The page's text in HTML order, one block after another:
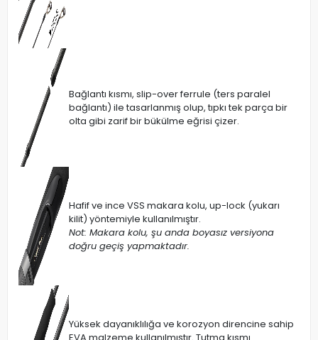
Bağlantı kısmı, slip-over ferrule (ters paralel
bağlantı) ile tasarlanmış olup, tıpkı tek parça bir
olta gibi zarif bir bükülme eğrisi çizer.
Hafif ve ince VSS makara kolu, up-lock (yukarı
kilit) yöntemiyle kullanılmıştır.
Not: Makara kolu, şu anda boyasız versiyona
doğru geçiş yapmaktadır.
Yüksek dayanıklılığa ve korozyon direncine sahip